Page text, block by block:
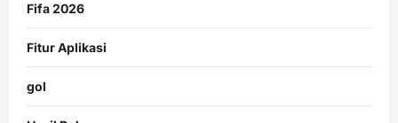
Fifa 2026
Fitur Aplikasi
gol